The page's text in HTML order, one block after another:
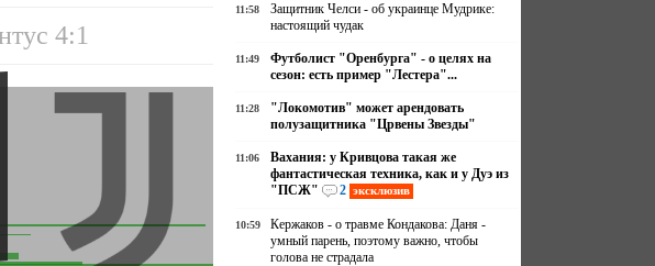
4:1
11:58
Защитник Челси - об украинце Мудрике:
настоящий чудак
11:49
Футболист "Оренбурга" - о целях на
сезон: есть пример "Лестера"...
11:28
"Локомотив" может арендовать
полузащитника "Црвены Звезды"
11:06
Вахания: у Кривцова такая же
фантастическая техника, как и у Дуэ из
"ПСЖ"
2 эксклюзив
10:59
Кержаков - о травме Кондакова: Даня -
умный парень, поэтому важно, чтобы
голова не страдала